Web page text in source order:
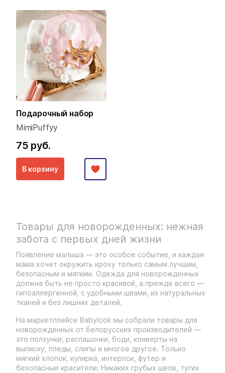
Подарочный набор
MimiPuffyy
75 руб.
В корзину
Товары для новорожденных: нежная
забота с первых дней жизни
Появление малыша — это особое событие, и каждая
мама хочет окружить кроху только самым лучшим,
безопасным и мягким. Одежда для новорожденных
должна быть не просто красивой, а прежде всего —
гипоаллергенной, с удобными швами, из натуральных
тканей и без лишних деталей.
На маркетплейсе Babylook мы собрали товары для
новорожденных от белорусских производителей —
это ползунки, распашонки, боди, конверты на
выписку, пледы, слипы и многое другое. Только
мягкий хлопок, кулирка, интерлок, футер и
безопасные красители. Никаких грубых швов, тугих